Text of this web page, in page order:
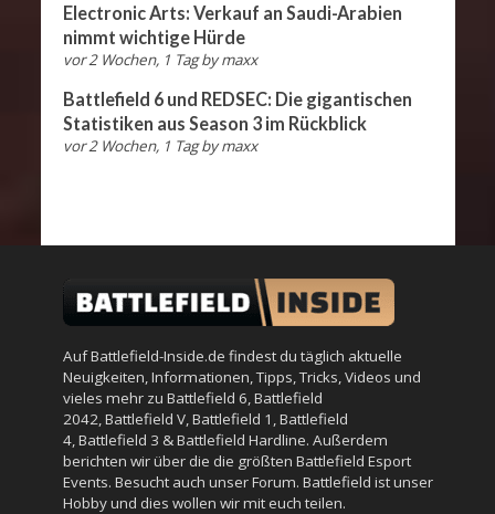
Electronic Arts: Verkauf an Saudi-Arabien
nimmt wichtige Hürde
vor 2 Wochen, 1 Tag bymaxx
Battlefield 6 und REDSEC: Die gigantischen
Statistiken aus Season 3 im Rückblick
vor 2 Wochen, 1 Tag bymaxx
Auf Battlefield-Inside.de findest du täglich aktuelle
Neuigkeiten, Informationen, Tipps, Tricks, Videos und
vieles mehr zu Battlefield 6 Battlefield
2042 Battlefield V, Battlefield 1 Battlefield
4, Battlefield 3 &Battlefield Hardline. Außerdem
berichten wir über die die größten Battlefield Esport
Events. Besucht auch unserForum. Battlefield ist unser
Hobby und dies wollen wir mit euch teilen.